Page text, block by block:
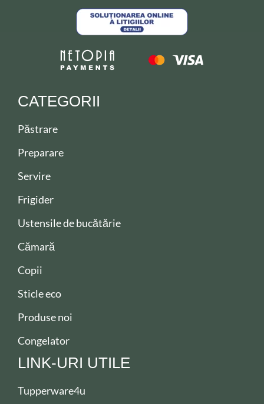
CATEGORII
Păstrare
Preparare
Servire
Frigider
Ustensile de bucătărie
Cămară
Copii
Sticle eco
Produse noi
Congelator
LINK-URI UTILE
Tupperware4u